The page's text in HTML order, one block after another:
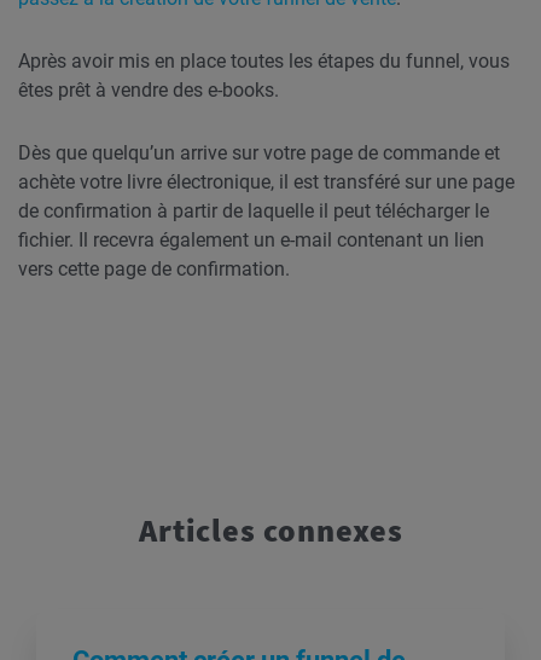
Après avoir mis en place toutes les étapes du funnel, vous
êtes prêt à vendre des e-books.
Dès que quelqu’un arrive sur votre page de commande et
achète votre livre électronique, il est transféré sur une page
de confirmation à partir de laquelle il peut télécharger le
fichier. Il recevra également un e-mail contenant un lien
vers cette page de confirmation.
Articles connexes